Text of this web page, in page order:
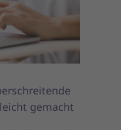
gemacht